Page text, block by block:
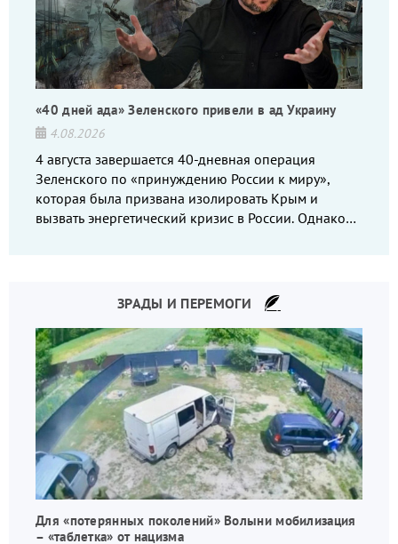
«40 дней ада» Зеленского привели в ад Украину
4.08.2026
4 августа завершается 40-дневная операция
Зеленского по «принуждению России к миру»,
которая была призвана изолировать Крым и
вызвать энергетический кризис в России. Однако
ЗРАДЫ И ПЕРЕМОГИ
Для «потерянных поколений» Волыни мобилизация
– «таблетка» от нацизма